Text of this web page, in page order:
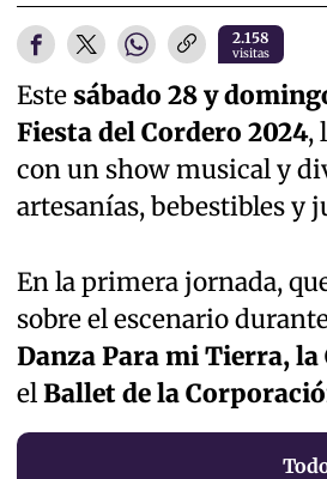
2.158
visitas
Este sábado 28 y
Fiesta del Cordero 2024,
con un show musical y
artesanías, bebestibles y
En la primera jornada,
sobre el escenario
Danza Para mi Tierra,
elBallet de la